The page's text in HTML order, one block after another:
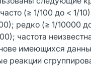
(≥ 1/100 до < 1/
редко (≥ 1/10000
частота
имеющихся
реакции